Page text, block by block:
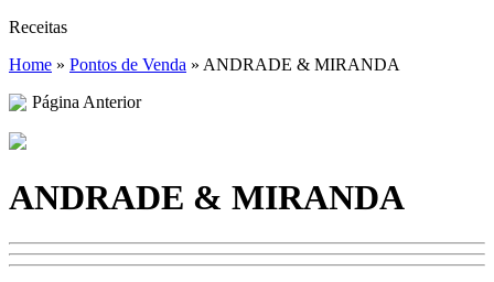
Receitas
Home » Pontos de Venda » ANDRADE & MIRANDA
Página Anterior
ANDRADE & MIRANDA